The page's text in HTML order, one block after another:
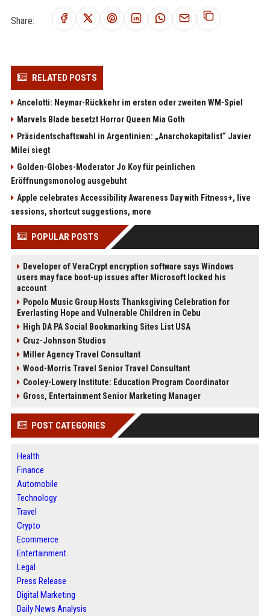
Share:
RELATED POSTS
Ancelotti: Neymar-Rückkehr im ersten oder zweiten WM-Spiel
Marvels Blade besetzt Horror Queen Mia Goth
Präsidentschaftswahl in Argentinien: „Anarchokapitalist“ Javier
Milei siegt
Golden-Globes-Moderator Jo Koy für peinlichen
Eröffnungsmonolog ausgebuht
Apple celebrates Accessibility Awareness Day with Fitness+, live
sessions, shortcut suggestions, more
POPULAR POSTS
Developer of VeraCrypt encryption software says Windows
users may face boot-up issues after Microsoft locked his
account
Popolo Music Group Hosts Thanksgiving Celebration for
Everlasting Hope and Vulnerable Children in Cebu
High DA PA Social Bookmarking Sites List USA
Cruz-Johnson Studios
Miller Agency Travel Consultant
Wood-Morris Travel Senior Travel Consultant
Cooley-Lowery Institute: Education Program Coordinator
Gross, Entertainment Senior Marketing Manager
POST CATEGORIES
Health
Finance
Automobile
Technology
Travel
Crypto
Ecommerce
Entertainment
Legal
Press Release
Digital Marketing
Daily News Analysis